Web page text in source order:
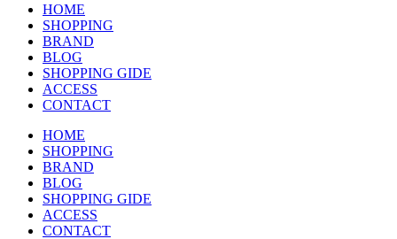
HOME
SHOPPING
BRAND
BLOG
SHOPPING GIDE
ACCESS
CONTACT
HOME
SHOPPING
BRAND
BLOG
SHOPPING GIDE
ACCESS
CONTACT